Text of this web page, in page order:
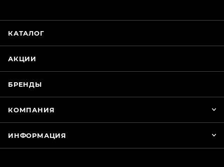
КАТАЛОГ
АКЦИИ
БРЕНДЫ
КОМПАНИЯ
ИНФОРМАЦИЯ
WhatsApp